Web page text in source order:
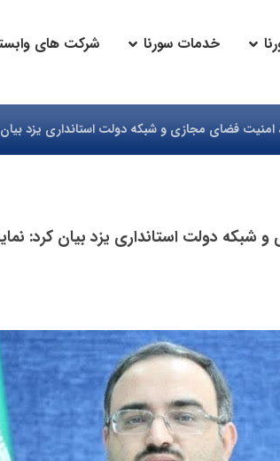
خدمات سورنا شرکت های
امنیت فضای مجازی و شبکه دولت استانداری یزد
شبکه دولت استانداری یزد بیان کرد: